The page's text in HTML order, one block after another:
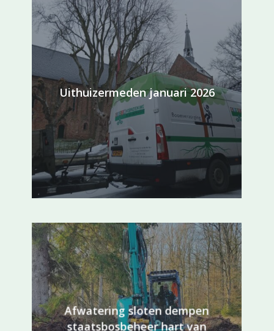
Uithuizermeden januari 2026
Afwatering sloten dempen
staatsbosbeheer hart van